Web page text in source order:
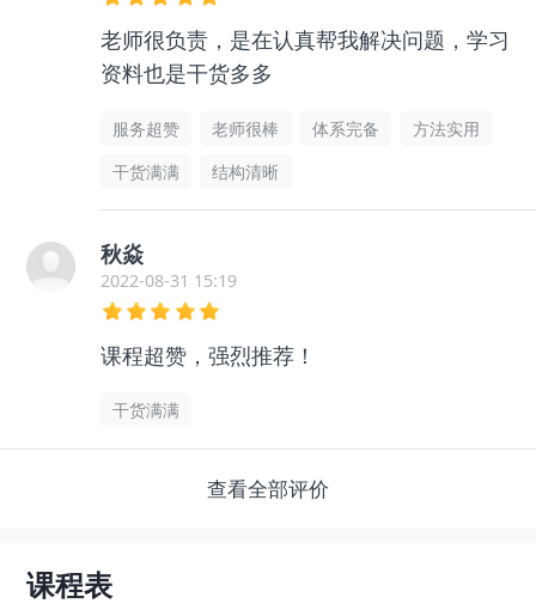
老师很负责，是在认真帮我解决问题，学习
资料也是干货多多
服务超赞 老师很棒 体系完备
方法实用
干货满满
结构清晰
秋焱
2022-08-31 15:19
课程超赞，强烈推荐！
干货满满
查看全部评价
课程表